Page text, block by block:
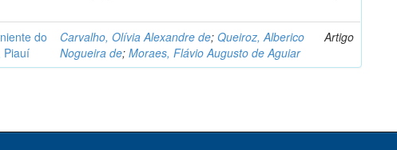
do
Piauí
Carvalho, Olívia Alexandre de;Queiroz, Alberico
Nogueira de;Moraes, Flávio Augusto de Aguiar
Artigo